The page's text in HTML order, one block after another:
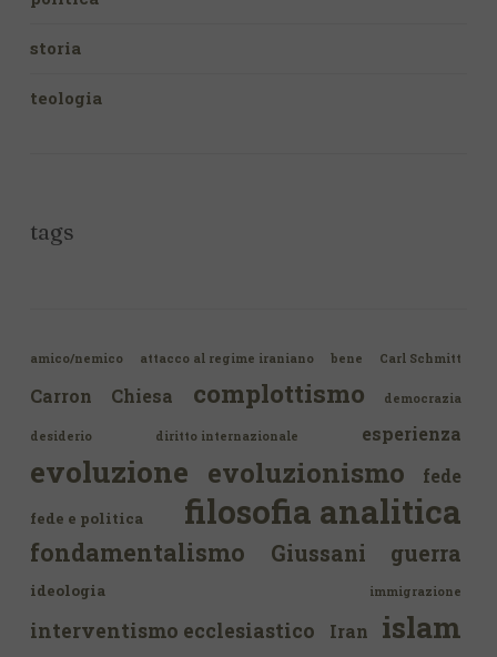
storia
teologia
tags
amico/nemico attacco al regime iraniano bene Carl Schmitt
Carron Chiesa complottismo democrazia
desiderio diritto internazionale esperienza
evoluzione evoluzionismo fede
fede e politica filosofia analitica
fondamentalismo Giussani guerra
ideologia immigrazione
interventismo ecclesiastico Iran islam